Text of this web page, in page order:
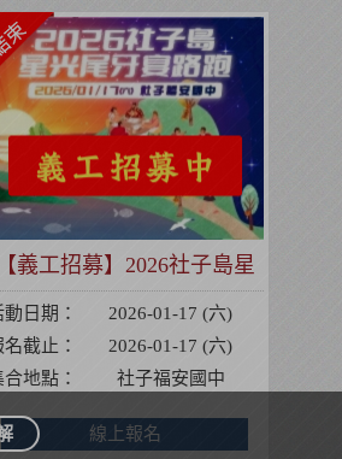
【義工招募】2026社子島星
光尾牙宴路跑
動日期：
2026-01-17 (六)
名截止：
2026-01-17 (六)
合地點：
社子福安國中
線上報名